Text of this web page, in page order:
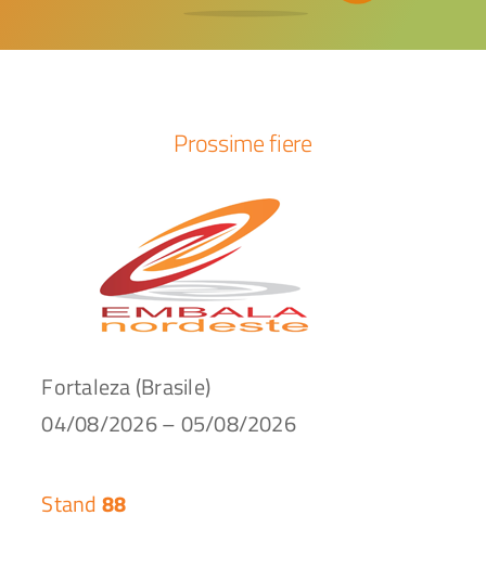
Prossime fiere
Fortaleza (Brasile)
04/08/2026 – 05/08/2026
Stand88